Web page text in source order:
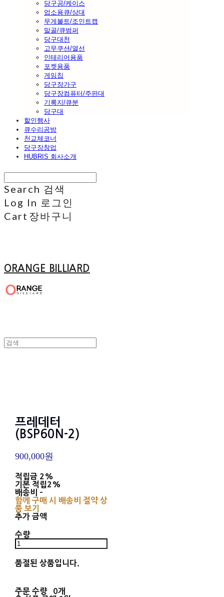
당구공/케이스
업소용큐/상대
무게볼트/조인트캡
말골/큐범퍼
당구대천
고무쿠션/열선
인테리어용품
포켓용품
게임칩
당구장가구
당구장컴퓨터/주판대
기록지/큐분
당구대
할인행사
큐수리공방
천교체코너
당구장창업
HUBRIS 회사소개
Search 검색
Log In 로그인
Cart 장바구니
ORANGE BILLIARD
프레데터
(BSP60N-2)
900,000원
적립금 2%
기본 적립2%
배송비 -
함께 구매 시 배송비 절약 상
품 보기
추가 금액
수량
품절된 상품입니다.
주문 수량
0개